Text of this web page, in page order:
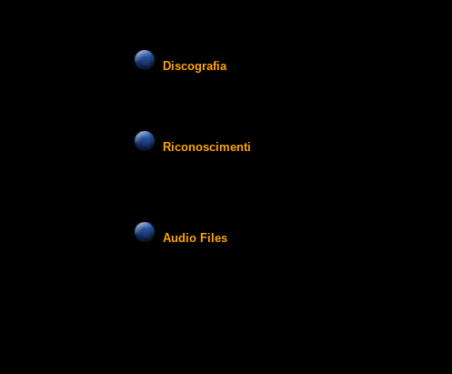
Discografia
Riconoscimenti
Audio Files